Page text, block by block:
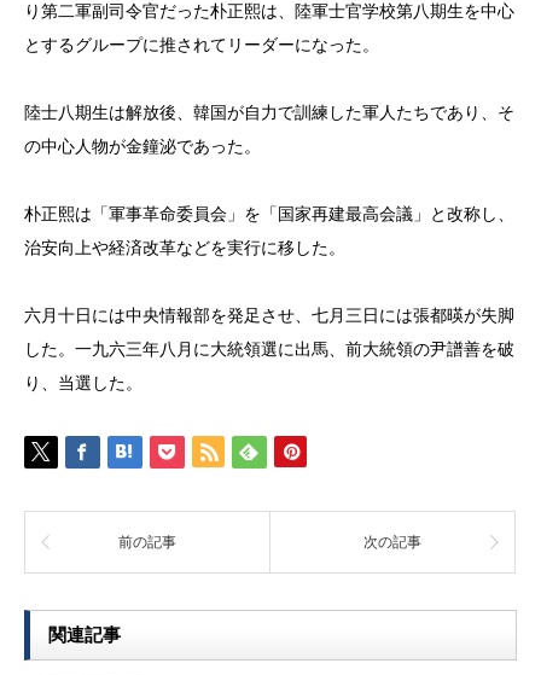
り第二軍副司令官だった朴正熙は、陸軍士官学校第八期生を中心
とするグループに推されてリーダーになった。
陸士八期生は解放後、韓国が自力で訓練した軍人たちであり、そ
の中心人物が金鐘泌であった。
朴正熙は「軍事革命委員会」を「国家再建最高会議」と改称し、
治安向上や経済改革などを実行に移した。
六月十日には中央情報部を発足させ、七月三日には張都暎が失脚
した。一九六三年八月に大統領選に出馬、前大統領の尹譜善を破
り、当選した。
前の記事 次の記事
関連記事